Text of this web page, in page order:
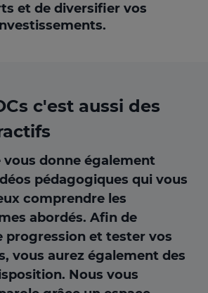
et de diversifier vos
c'est aussi des
donne également
pédagogiques qui vous
comprendre les
abordés. Afin de
progression et tester vos
vous aurez également des
Nous vous